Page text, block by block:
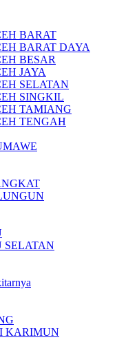
BARAT
BARAT DAYA
BESAR
JAYA
SELATAN
SINGKIL
TAMIANG
TENGAH
KARIMUN